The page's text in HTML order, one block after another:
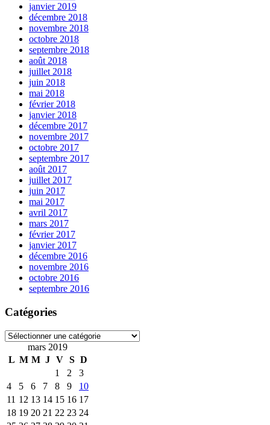
janvier 2019
décembre 2018
novembre 2018
octobre 2018
septembre 2018
août 2018
juillet 2018
juin 2018
mai 2018
février 2018
janvier 2018
décembre 2017
novembre 2017
octobre 2017
septembre 2017
août 2017
juillet 2017
juin 2017
mai 2017
avril 2017
mars 2017
février 2017
janvier 2017
décembre 2016
novembre 2016
octobre 2016
septembre 2016
Catégories
Catégories
mars 2019
L M M J V S D
1
2
3
4
5 6 7 8 9
10
11 12 13 14 15 16 17
18 19 20 21 22 23 24